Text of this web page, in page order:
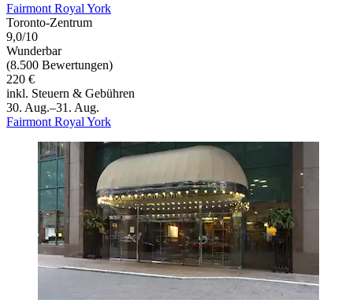
Fairmont Royal York
Toronto-Zentrum
9,0/10
Wunderbar
(8.500 Bewertungen)
220 €
inkl. Steuern & Gebühren
30. Aug.–31. Aug.
Fairmont Royal York